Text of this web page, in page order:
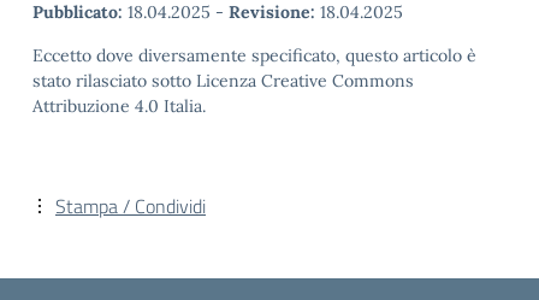
Pubblicato: 18.04.2025 - Revisione: 18.04.2025
Eccetto dove diversamente specificato, questo articolo è
stato rilasciato sotto Licenza Creative Commons
Attribuzione 4.0 Italia.
Stampa / Condividi